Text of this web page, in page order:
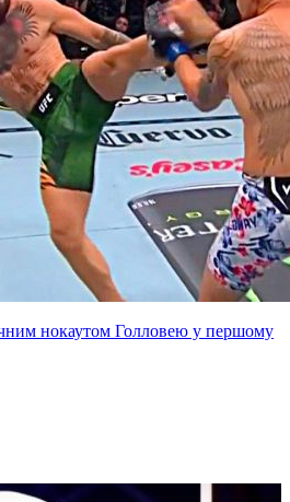
нокаутом Голловею у першому